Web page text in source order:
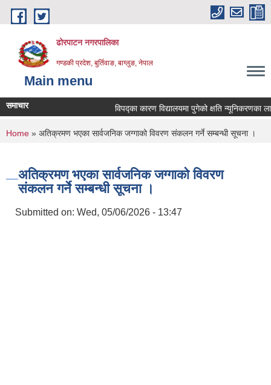
Skip to main content
ढोरपाटन नगरपालिका
गण्डकी प्रदेश, बुर्तिवाङ, बाग्लुङ, नेपाल
Main menu
समाचार विपद्का कारण विद्यालयमा पुगेको क्षति न्यूनिकरणका
You are here
Home » अतिक्रमण भएका सार्वजनिक जग्गाको विवरण संकलन गर्ने सम्बन्धी सूचना ।
अतिक्रमण भएका सार्वजनिक जग्गाको विवरण
संकलन गर्ने सम्बन्धी सूचना ।
Submitted on: Wed, 05/06/2026 - 13:47